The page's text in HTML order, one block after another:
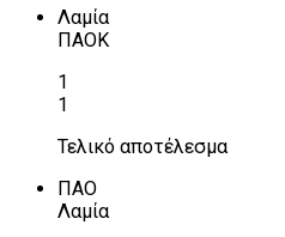
Λαμία
ΠΑΟΚ
1
1
Τελικό αποτέλεσμα
ΠΑΟ
Λαμία